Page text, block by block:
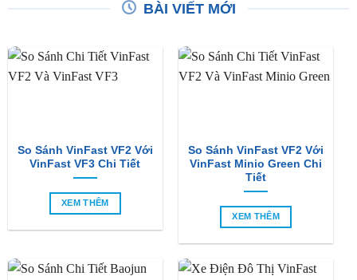
BÀI VIẾT MỚI
So Sánh VinFast VF2 Với
VinFast VF3 Chi Tiết
XEM THÊM
So Sánh VinFast VF2 Với
VinFast Minio Green Chi
Tiết
XEM THÊM